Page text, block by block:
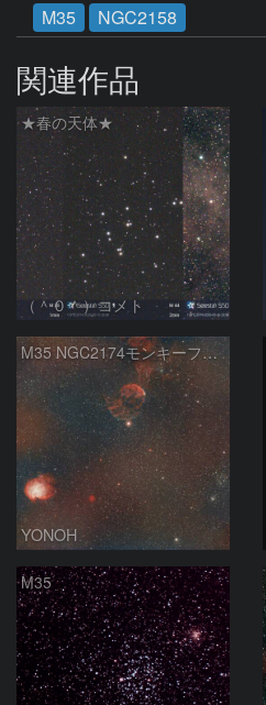
M35
NGC2158
関連作品
★春の天体★
（＾０＾）コメト
M35 NGC2174モンキーフェイス星雲 IC443クラゲ星雲
YONOH
M35